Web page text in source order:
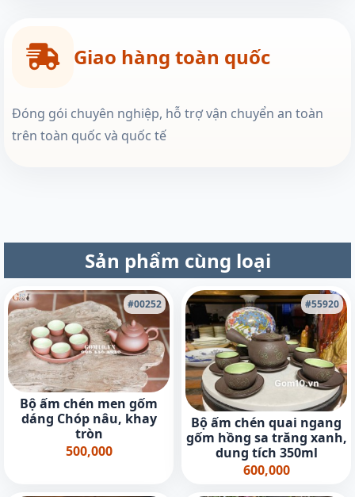
Giao hàng toàn quốc
Đóng gói chuyên nghiệp, hỗ trợ vận chuyển an toàn
trên toàn quốc và quốc tế
Sản phẩm cùng loại
#00252
Bộ ấm chén men gốm
dáng Chóp nâu, khay
tròn
500,000
#55920
Bộ ấm chén quai ngang
gốm hồng sa trăng xanh,
dung tích 350ml
600,000